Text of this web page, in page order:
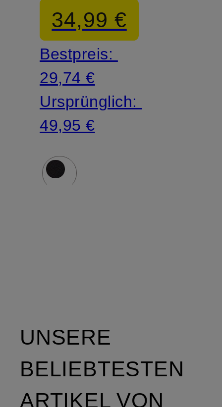
34,99 €
Bestpreis:
29,74 €
Ursprünglich:
49,95 €
UNSERE
BELIEBTESTEN
ARTIKEL VON